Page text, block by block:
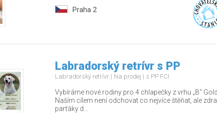
Praha 2
Labradorský retrívr s PP
Labradorský retrívr Na prodej s PP FCI
Vybíráme nové rodiny pro 4 chlapečky z vrhu „B“
Naším cílem není odchovat co nejvíce štěňat, ale
parťáky d...